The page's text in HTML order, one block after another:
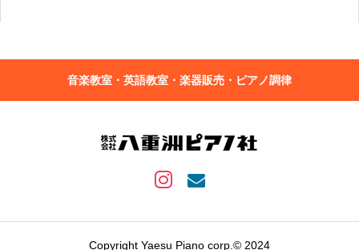
音楽教室・英語教室・楽器販売・ピアノ調律
Copyright Yaesu Piano corp.© 2024